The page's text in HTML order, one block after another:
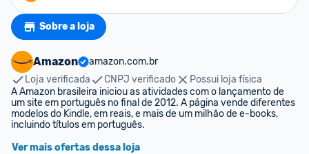
Sobre a loja
Amazon
amazon.com.br
Loja verificada
CNPJ verificado
Possui loja física
A Amazon brasileira iniciou as atividades com o lançamento de
um site em português no final de 2012. A página vende diferentes
modelos do Kindle, em reais, e mais de um milhão de e-books,
incluindo títulos em português.
Ver mais ofertas dessa loja